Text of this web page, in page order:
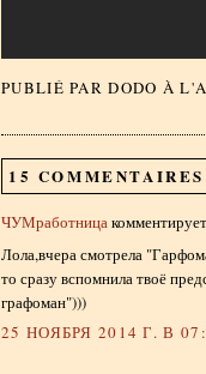
PUBLIÉ PAR DODO À
15
ЧУМработница
Лола,вчера смотрела
то сразу вспомнила твоё
графоман")))
25 НОЯБРЯ 2014 Г. В